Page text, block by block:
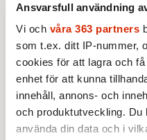
Ansvarsfull användning
Vi och våra 363 partners
som t.ex. ditt IP-nummer,
cookies för att lagra och
enhet för att kunna
innehåll, annons- och
och produktutveckling.
använda din data och i
omkring 30 procent,
Indien för cirka 8.